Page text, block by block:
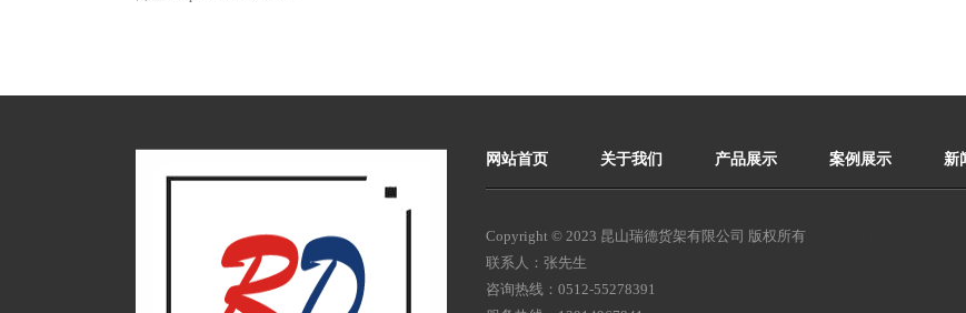
网站首页 关于我们 产品展示 案例展示 新
Copyright © 2023 昆山瑞德货架有限公司 版权所有
联系人：张先生
咨询热线：0512-55278391